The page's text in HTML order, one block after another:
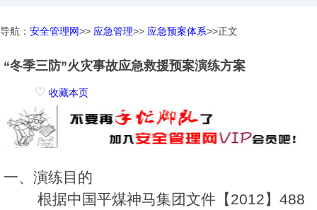
导航： 安全管理网>> 应急管理>> 应急预案体系>>正文
“冬季三防”火灾事故应急救援预案演练方案
♡ 收藏本页
一、演练目的
根据中国平煤神马集团文件【2012】488